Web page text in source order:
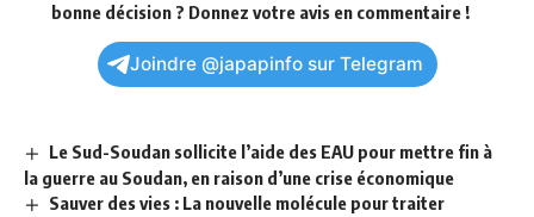
bonne décision ? Donnez votre avis en commentaire !
Joindre @japapinfo sur Telegram
Le Sud-Soudan sollicite l’aide des EAU pour mettre fin à
la guerre au Soudan, en raison d’une crise économique
Sauver des vies : La nouvelle molécule pour traiter